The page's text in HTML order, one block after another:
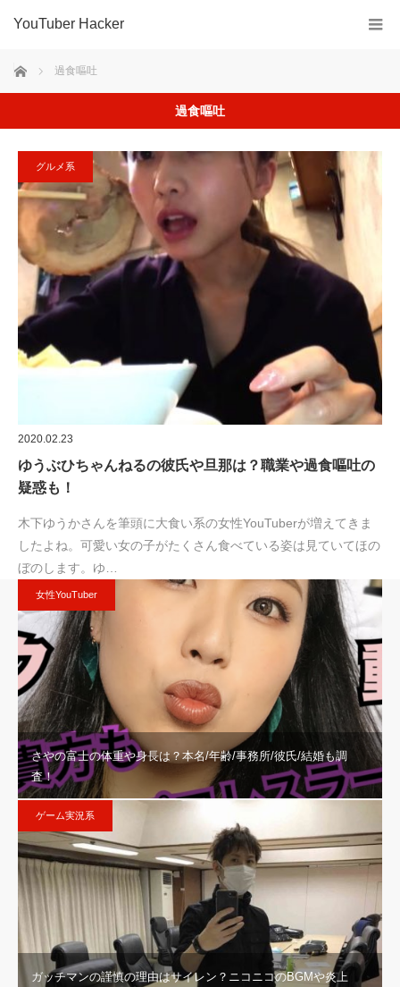
YouTuber Hacker
ホーム 過食嘔吐
過食嘔吐
グルメ系
2020.02.23
ゆうぶひちゃんねるの彼氏や旦那は？職業や過食嘔吐の
疑惑も！
木下ゆうかさんを筆頭に大食い系の女性YouTuberが増えてきま
したよね。可愛い女の子がたくさん食べている姿は見ていてほの
ぼのします。ゆ…
女性YouTuber
さやの富士の体重や身長は？本名/年齢/事務所/彼氏/結婚も調
査！
ゲーム実況系
ガッチマンの謹慎の理由はサイレン？ニコニコのBGMや炎上